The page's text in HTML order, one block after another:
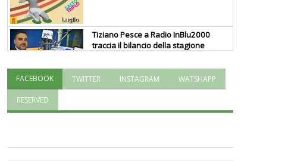
Tiziano Pesce a Radio InBlu2000
traccia il bilancio della stagione
prosegue anche in estate
FACEBOOK TWITTER INSTAGRAM WATSHAPP
RESERVED